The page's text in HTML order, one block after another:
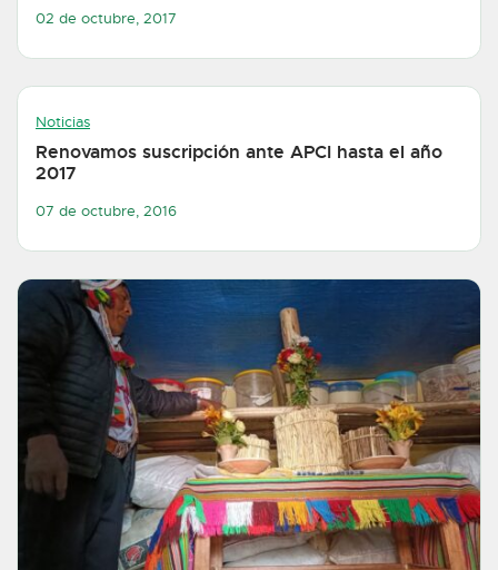
02 de octubre, 2017
Noticias
Renovamos suscripción ante APCI hasta el año
2017
07 de octubre, 2016